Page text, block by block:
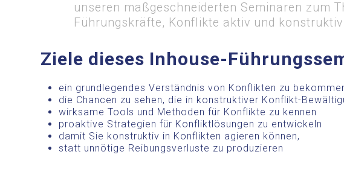
unseren maßgeschneiderten Seminaren zum
Führungskräfte, Konflikte aktiv und
Ziele dieses Inhouse-
ein grundlegendes Verständnis von Konflikten zu
die Chancen zu sehen, die in konstruktiver Konflikt-
wirksame Tools und Methoden für Konflikte zu kennen
proaktive Strategien für Konfliktlösungen zu entwickeln
damit Sie konstruktiv in Konflikten agieren können,
statt unnötige Reibungsverluste zu produzieren